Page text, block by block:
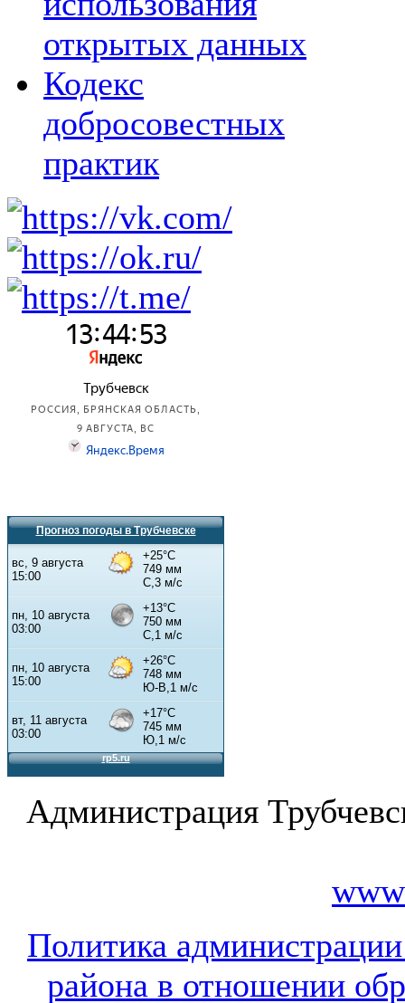
открытых данных
Кодекс
добросовестных
практик
Прогноз погоды в Трубчевске
Администрация
Политика
района в отношении